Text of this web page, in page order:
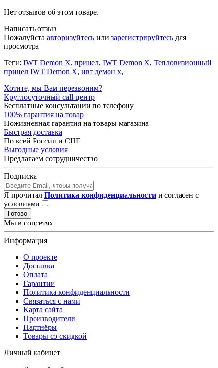
Нет отзывов об этом товаре.
Написать отзыв
Пожалуйста авторизуйтесь или зарегистрируйтесь для
просмотра
Теги: IWT Demon X, прицел, IWT Demon X, Тепловизионный
прицел IWT Demon X, ивт демон х,
Хотите, мы Вам перезвоним?
Круглосуточный call-центр
Бесплатные консультации по телефону
100% гарантия на товар
Пожизненная гарантия на товары магазина
Быстрая доставка
По всей России и СНГ
Выгодные условия
Предлагаем сотрудничество
Подписка
Я прочитал Политика конфиденциальности и согласен с
условиями
Готово
Мы в соцсетях
Информация
О проекте
Доставка
Оплата
Гарантии
Политика конфиденциальности
Связаться с нами
Карта сайта
Производители
Партнёры
Товары со скидкой
Личный кабинет